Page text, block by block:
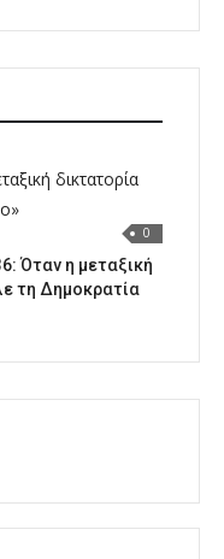
0
Όταν η μεταξική
τη Δημοκρατία